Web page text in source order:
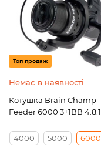
Топ продаж
Немає в наявності
Котушка Brain Champ
Feeder 6000 3+1BB 4.8:1
4000 5000 6000